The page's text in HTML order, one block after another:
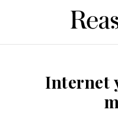
Internet